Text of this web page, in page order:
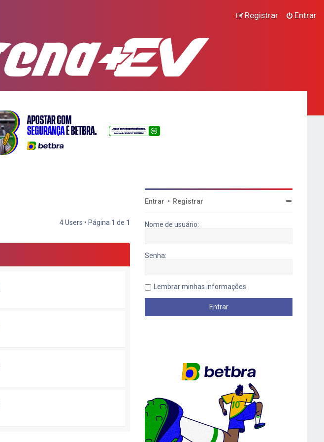
Entrar
Registrar
4 Users • Página 1 de 1
Entrar • Registrar
Nome de usuário:
Senha:
Lembrar minhas informações